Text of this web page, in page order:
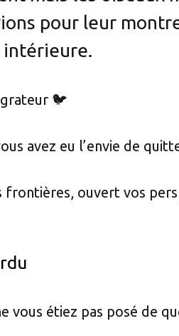
pour leur
intérieure.
🐦
avez eu l’envie de
frontières, ouvert vos
vous étiez pas posé de